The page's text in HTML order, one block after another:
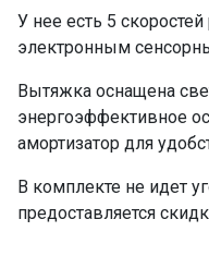
Освещение
Количество ламп
Пульт ДУ
Угольный фильтр
ПРОМО Скидка
У нее есть 5
электронным
Вытяжка оснащена
энергоэффективное
амортизатор для
В комплекте не идет
предоставляется